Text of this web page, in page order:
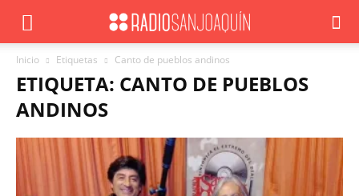
Inicio Etiquetas Canto de pueblos andinos
ETIQUETA: CANTO DE PUEBLOS
ANDINOS